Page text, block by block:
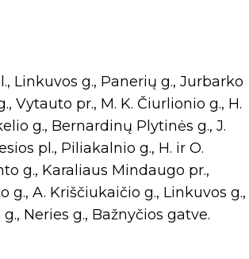
Linkuvos g., Panerių g., Jurbarko
Vytauto pr., M. K. Čiurlionio g., H.
g., Bernardinų Plytinės g., J.
pl., Piliakalnio g., H. ir O.
g., Karaliaus Mindaugo pr.,
g., A. Kriščiukaičio g., Linkuvos g.,
Neries g., Bažnyčios gatve.